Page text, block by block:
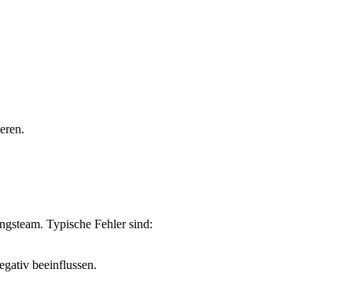
Typische Fehler sind:
beeinflussen.